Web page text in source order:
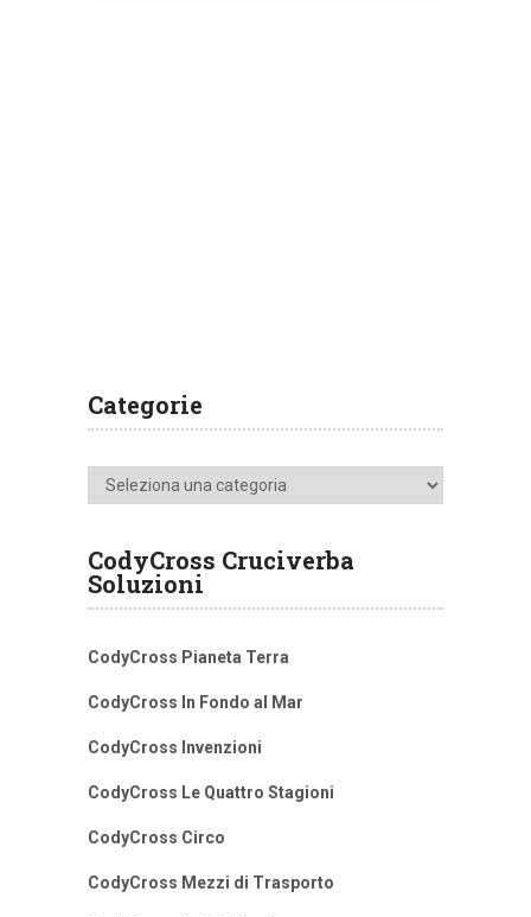
Categorie
Categorie
CodyCross Cruciverba
Soluzioni
CodyCross Pianeta Terra
CodyCross In Fondo al Mar
CodyCross Invenzioni
CodyCross Le Quattro Stagioni
CodyCross Circo
CodyCross Mezzi di Trasporto